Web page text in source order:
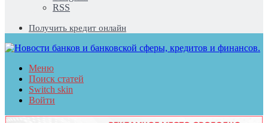
RSS
Получить кредит онлайн
Меню
Поиск статей
Switch skin
Войти